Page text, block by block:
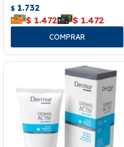
$ 1.732
$ 1.472 $ 1.472